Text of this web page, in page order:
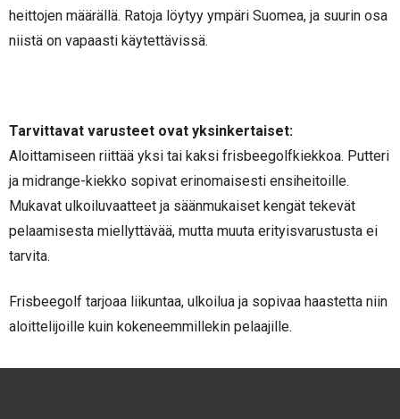
heittojen määrällä. Ratoja löytyy ympäri Suomea, ja suurin osa
niistä on vapaasti käytettävissä.
Tarvittavat varusteet ovat yksinkertaiset:
Aloittamiseen riittää yksi tai kaksi frisbeegolfkiekkoa. Putteri
ja midrange-kiekko sopivat erinomaisesti ensiheitoille.
Mukavat ulkoiluvaatteet ja säänmukaiset kengät tekevät
pelaamisesta miellyttävää, mutta muuta erityisvarustusta ei
tarvita.
Frisbeegolf tarjoaa liikuntaa, ulkoilua ja sopivaa haastetta niin
aloittelijoille kuin kokeneemmillekin pelaajille.